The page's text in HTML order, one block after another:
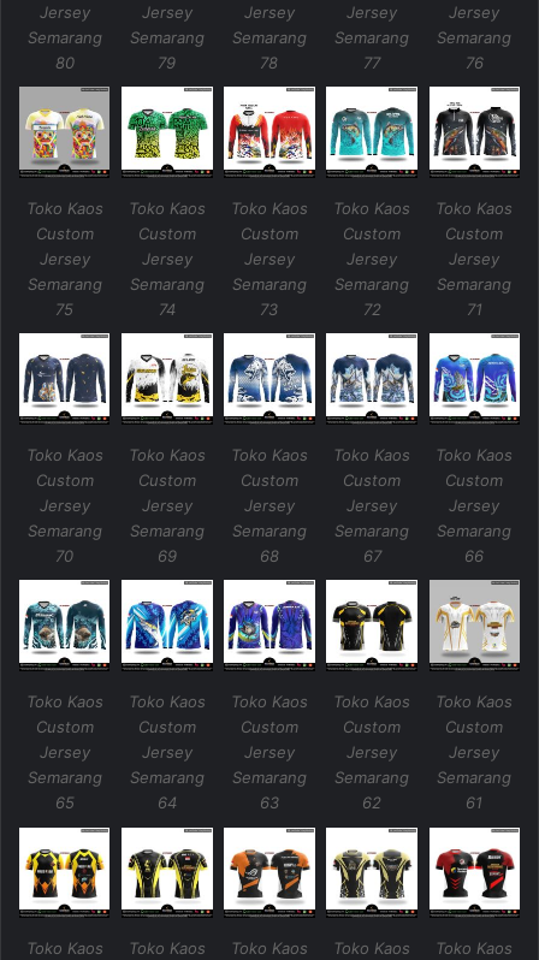
Jersey
Semarang
80
Jersey
Semarang
79
Jersey
Semarang
78
Jersey
Semarang
77
Jersey
Semarang
76
Toko Kaos
Custom
Jersey
Semarang
75
Toko Kaos
Custom
Jersey
Semarang
74
Toko Kaos
Custom
Jersey
Semarang
73
Toko Kaos
Custom
Jersey
Semarang
72
Toko Kaos
Custom
Jersey
Semarang
71
Toko Kaos
Custom
Jersey
Semarang
70
Toko Kaos
Custom
Jersey
Semarang
69
Toko Kaos
Custom
Jersey
Semarang
68
Toko Kaos
Custom
Jersey
Semarang
67
Toko Kaos
Custom
Jersey
Semarang
66
Toko Kaos
Custom
Jersey
Semarang
65
Toko Kaos
Custom
Jersey
Semarang
64
Toko Kaos
Custom
Jersey
Semarang
63
Toko Kaos
Custom
Jersey
Semarang
62
Toko Kaos
Custom
Jersey
Semarang
61
Toko Kaos
Toko Kaos
Toko Kaos
Toko Kaos
Toko Kaos